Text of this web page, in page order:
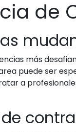
de
más
puede ser
a